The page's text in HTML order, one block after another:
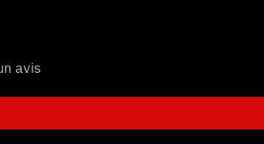
avis